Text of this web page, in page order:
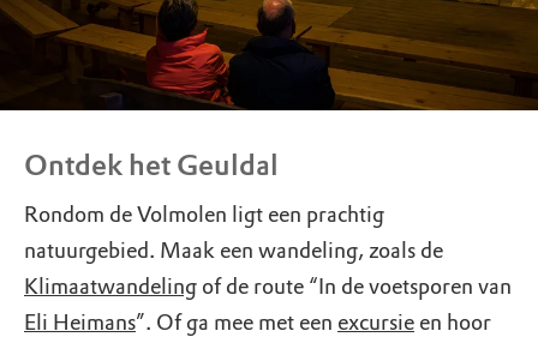
Ontdek het Geuldal
Rondom de Volmolen ligt een prachtig
natuurgebied. Maak een wandeling, zoals de
Klimaatwandeling of de route “In de voetsporen van
Eli Heimans”. Of ga mee met een excursie en hoor